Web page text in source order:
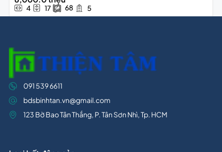
4 17 68 5
091 539 6611
bdsbinhtan.vn@gmail.com
123 Bờ Bao Tân Thắng, P. Tân Sơn Nhì, Tp. HCM